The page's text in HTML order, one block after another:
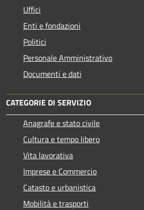
Uffici
Enti e fondazioni
Politici
Personale Amministrativo
Documenti e dati
CATEGORIE DI SERVIZIO
Anagrafe e stato civile
Cultura e tempo libero
Vita lavorativa
Imprese e Commercio
Catasto e urbanistica
Mobilità e trasporti